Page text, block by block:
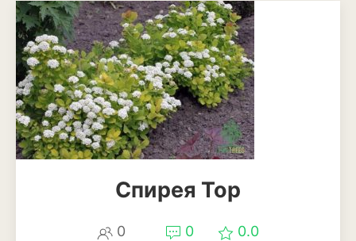
Брюссельская капуста
Кабачки
Капуста
Капуста кольраби
Картофель
Спирея Тор
0 0 0.0